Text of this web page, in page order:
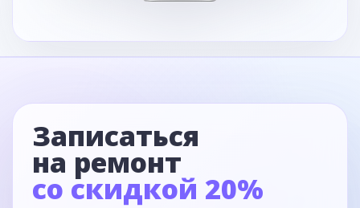
Записаться
на ремонт
со скидкой 20%